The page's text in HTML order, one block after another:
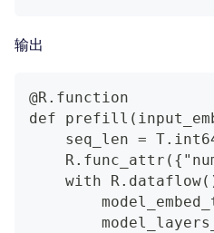
输出
@R.function
def
seq_len =
with